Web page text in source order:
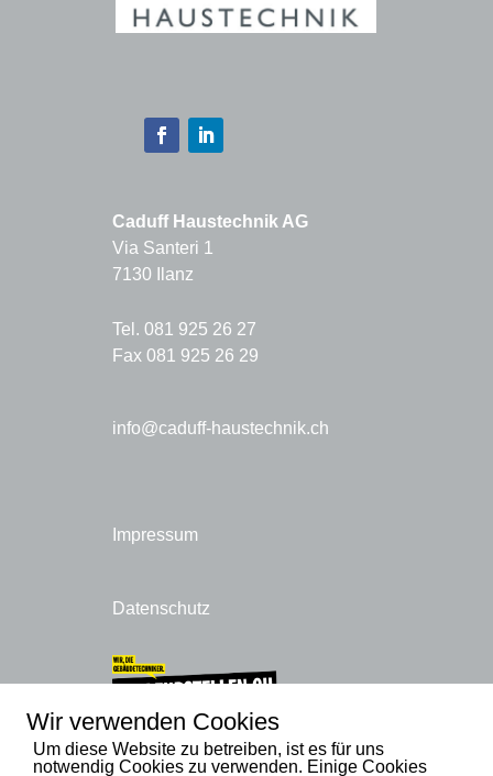
Caduff Haustechnik AG
Via Santeri 1
7130 Ilanz
Tel. 081 925 26 27
Fax 081 925 26 29
info@caduff-haustechnik.ch
Impressum
Datenschutz
Wir verwenden Cookies
Um diese Website zu betreiben, ist es für uns
notwendig Cookies zu verwenden. Einige Cookies